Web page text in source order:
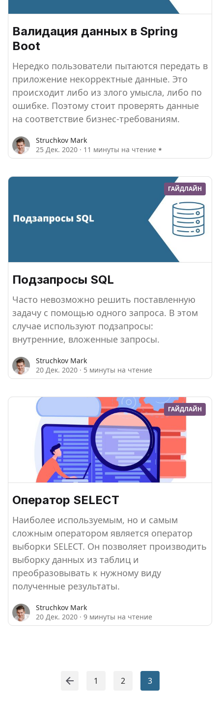
Валидация данных в Spring
Boot
Нередко пользователи пытаются передать в
приложение некорректные данные. Это
происходит либо из злого умысла, либо по
ошибке. Поэтому стоит проверять данные
на соответствие бизнес-требованиям.
Struchkov Mark
25 Дек. 2020 · 11 минуты на чтение
ГАЙДЛАЙН
Подзапросы SQL
Часто невозможно решить поставленную
задачу с помощью одного запроса. В этом
случае используют подзапросы:
внутренние, вложенные запросы.
Struchkov Mark
20 Дек. 2020 · 5 минуты на чтение
ГАЙДЛАЙН
Оператор SELECT
Наиболее используемым, но и самым
сложным оператором является оператор
выборки SELECT. Он позволяет производить
выборку данных из таблиц и
преобразовывать к нужному виду
полученные результаты.
Struchkov Mark
20 Дек. 2020 · 9 минуты на чтение
1 2 3